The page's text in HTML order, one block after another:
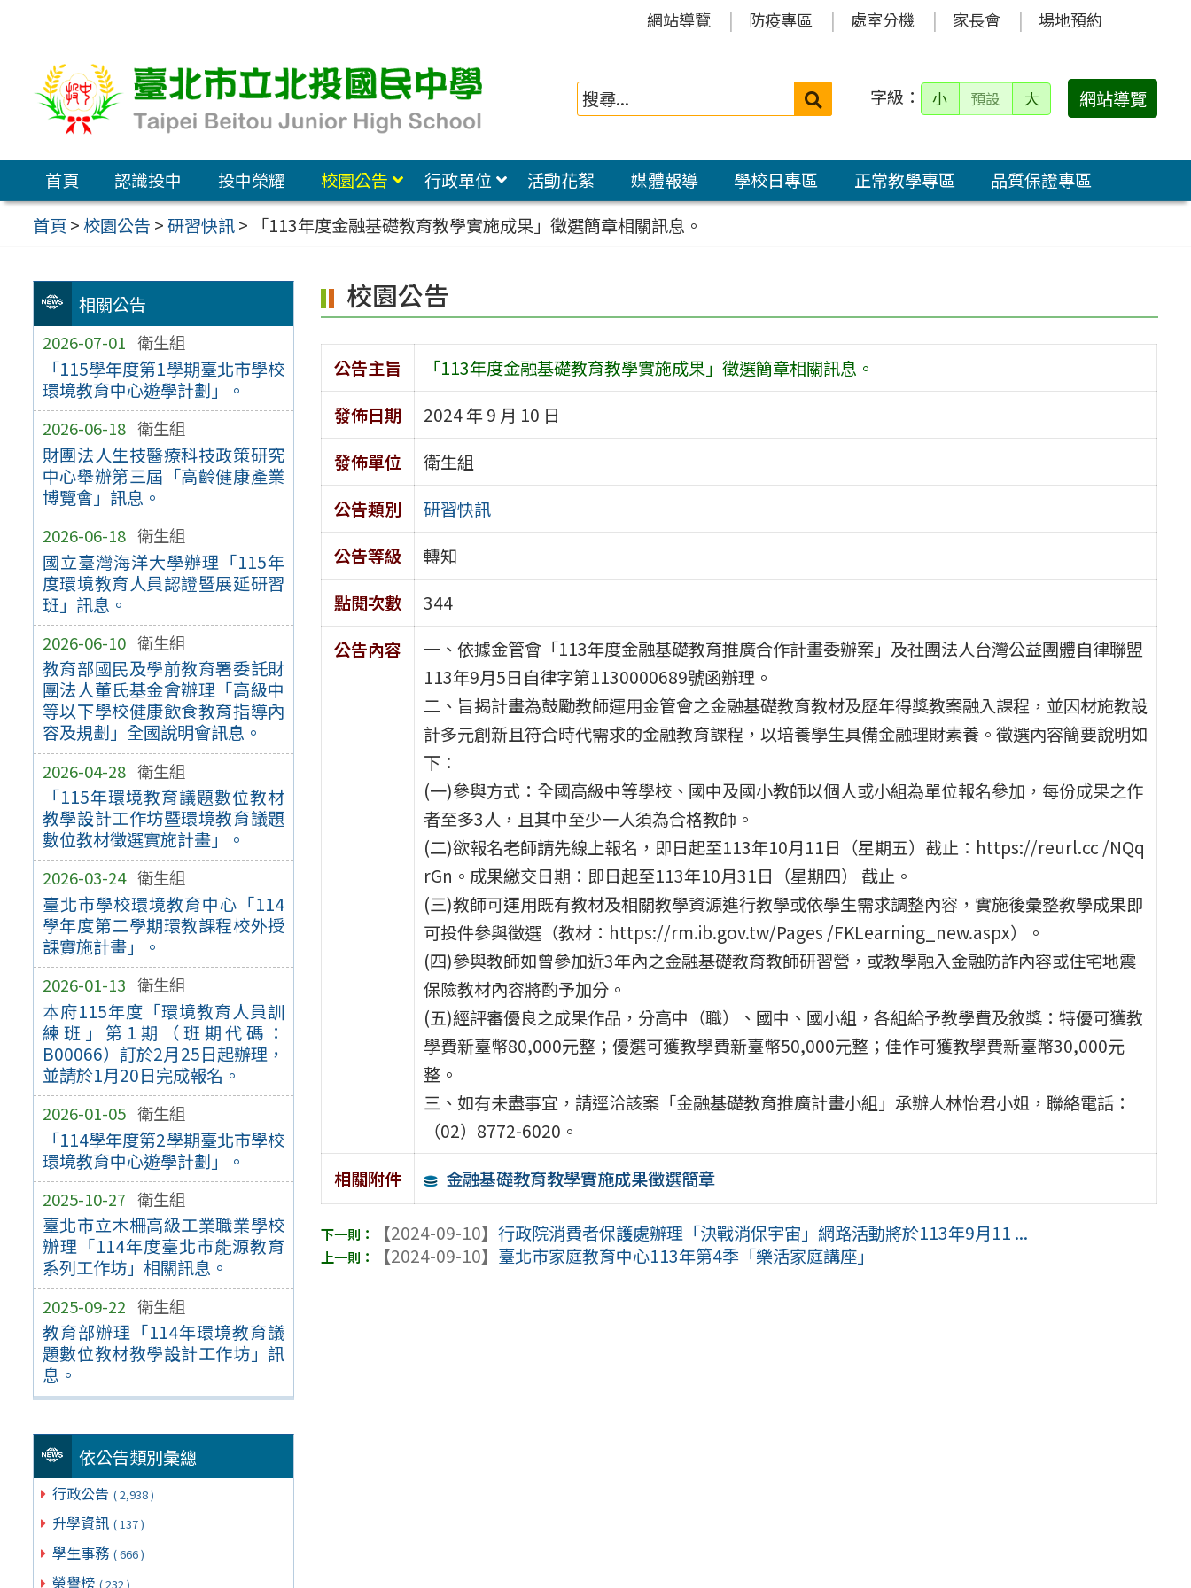
容
區
網站導覽 防疫專區 處室分機 家長會 場地預約
搜
字級： 小 預設 大 網站導覽
首頁 認識投中 投中榮耀 校園公告 行政單位 活動花絮 媒體報導 學校日專區 正常教學專區
品質保證專區
首頁 >校園公告 >研習快訊> 「113年度金融基礎教育教學實施成果」徵選簡章相關訊息。
相關公告
2026-07-01 衛生組
「115學年度第1學期臺北市學校
環境教育中心遊學計劃」。
2026-06-18 衛生組
財團法人生技醫療科技政策研究
中心舉辦第三屆「高齡健康產業
博覽會」訊息。
2026-06-18 衛生組
國立臺灣海洋大學辦理「115年
度環境教育人員認證暨展延研習
班」訊息。
2026-06-10 衛生組
教育部國民及學前教育署委託財
團法人董氏基金會辦理「高級中
等以下學校健康飲食教育指導內
容及規劃」全國說明會訊息。
2026-04-28 衛生組
「115年環境教育議題數位教材
教學設計工作坊暨環境教育議題
數位教材徵選實施計畫」。
2026-03-24 衛生組
臺北市學校環境教育中心「114
學年度第二學期環教課程校外授
課實施計畫」。
2026-01-13 衛生組
本府115年度「環境教育人員訓
練班」第1期（班期代碼：
B00066）訂於2月25日起辦理，
並請於1月20日完成報名。
2026-01-05 衛生組
「114學年度第2學期臺北市學校
環境教育中心遊學計劃」。
2025-10-27 衛生組
臺北市立木柵高級工業職業學校
辦理「114年度臺北市能源教育
系列工作坊」相關訊息。
2025-09-22 衛生組
教育部辦理「114年環境教育議
題數位教材教學設計工作坊」訊
息。
依公告類別彙總
行政公告 ( 2,938 )
升學資訊 ( 137 )
學生事務 ( 666 )
榮譽榜 ( 232 )
校園公告
公告主旨
「113年度金融基礎教育教學實施成果」徵選簡章相關訊息。
發佈日期
2024 年 9 月 10 日
發佈單位
衛生組
公告類別
研習快訊
公告等級
轉知
點閱次數
344
公告內容
一、依據金管會「113年度金融基礎教育推廣合作計畫委辦案」及社團法人台灣公益團體自律聯盟
113年9月5日自律字第1130000689號函辦理。
二、旨揭計畫為鼓勵教師運用金管會之金融基礎教育教材及歷年得獎教案融入課程，並因材施教設
計多元創新且符合時代需求的金融教育課程，以培養學生具備金融理財素養。徵選內容簡要說明如
下：
(一)參與方式：全國高級中等學校、國中及國小教師以個人或小組為單位報名參加，每份成果之作
者至多3人，且其中至少一人須為合格教師。
(二)欲報名老師請先線上報名，即日起至113年10月11日（星期五）截止：https://reurl.cc /NQq
rGn。成果繳交日期：即日起至113年10月31日（星期四） 截止。
(三)教師可運用既有教材及相關教學資源進行教學或依學生需求調整內容，實施後彙整教學成果即
可投件參與徵選（教材：https://rm.ib.gov.tw/Pages /FKLearning_new.aspx）。
(四)參與教師如曾參加近3年內之金融基礎教育教師研習營，或教學融入金融防詐內容或住宅地震
保險教材內容將酌予加分。
(五)經評審優良之成果作品，分高中（職）、國中、國小組，各組給予教學費及敘獎：特優可獲教
學費新臺幣80,000元整；優選可獲教學費新臺幣50,000元整；佳作可獲教學費新臺幣30,000元
整。
三、如有未盡事宜，請逕洽該案「金融基礎教育推廣計畫小組」承辦人林怡君小姐，聯絡電話：
（02）8772-6020。
相關附件
金融基礎教育教學實施成果徵選簡章
【2024-09-10】行政院消費者保護處辦理「決戰消保宇宙」網路活動將於113年9月11 ...
【2024-09-10】 臺北市家庭教育中心113年第4季「樂活家庭講座」